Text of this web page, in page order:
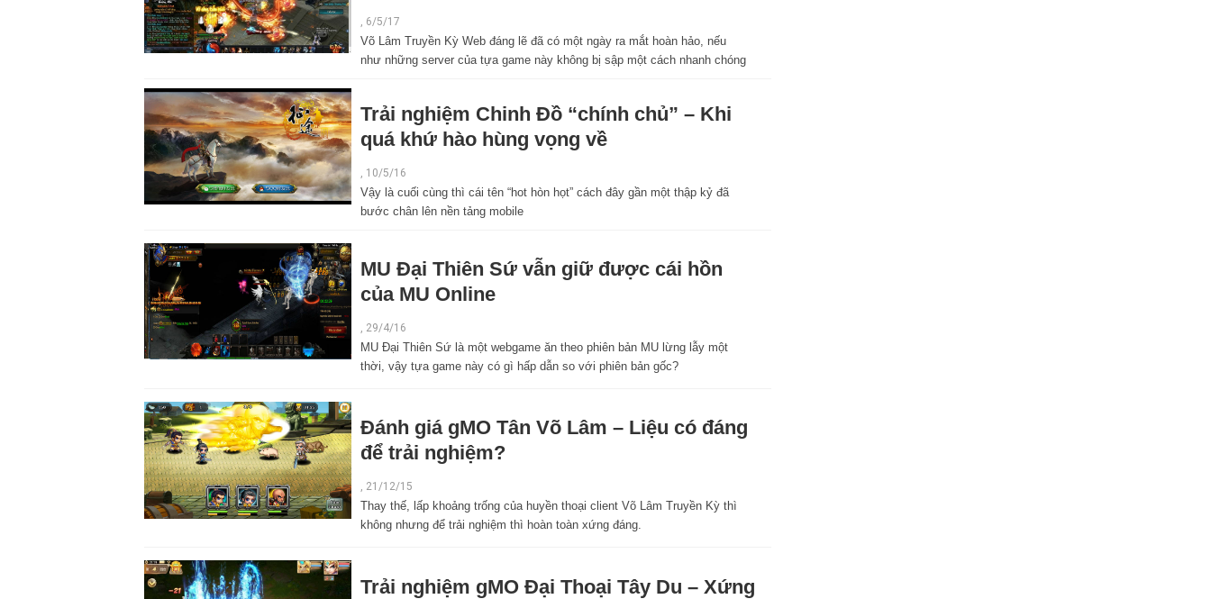
, 6/5/17
Võ Lâm Truyền Kỳ Web đáng lẽ đã có một ngày ra mắt hoàn hảo, nếu
như những server của tựa game này không bị sập một cách nhanh chóng
Trải nghiệm Chinh Đồ “chính chủ” – Khi
quá khứ hào hùng vọng về
, 10/5/16
Vậy là cuối cùng thì cái tên “hot hòn họt” cách đây gần một thập kỷ đã
bước chân lên nền tảng mobile
MU Đại Thiên Sứ vẫn giữ được cái hồn
của MU Online
, 29/4/16
MU Đại Thiên Sứ là một webgame ăn theo phiên bản MU lừng lẫy một
thời, vậy tựa game này có gì hấp dẫn so với phiên bản gốc?
Đánh giá gMO Tân Võ Lâm – Liệu có đáng
để trải nghiệm?
, 21/12/15
Thay thế, lấp khoảng trống của huyền thoại client Võ Lâm Truyền Kỳ thì
không nhưng để trải nghiệm thì hoàn toàn xứng đáng.
Trải nghiệm gMO Đại Thoại Tây Du – Xứng